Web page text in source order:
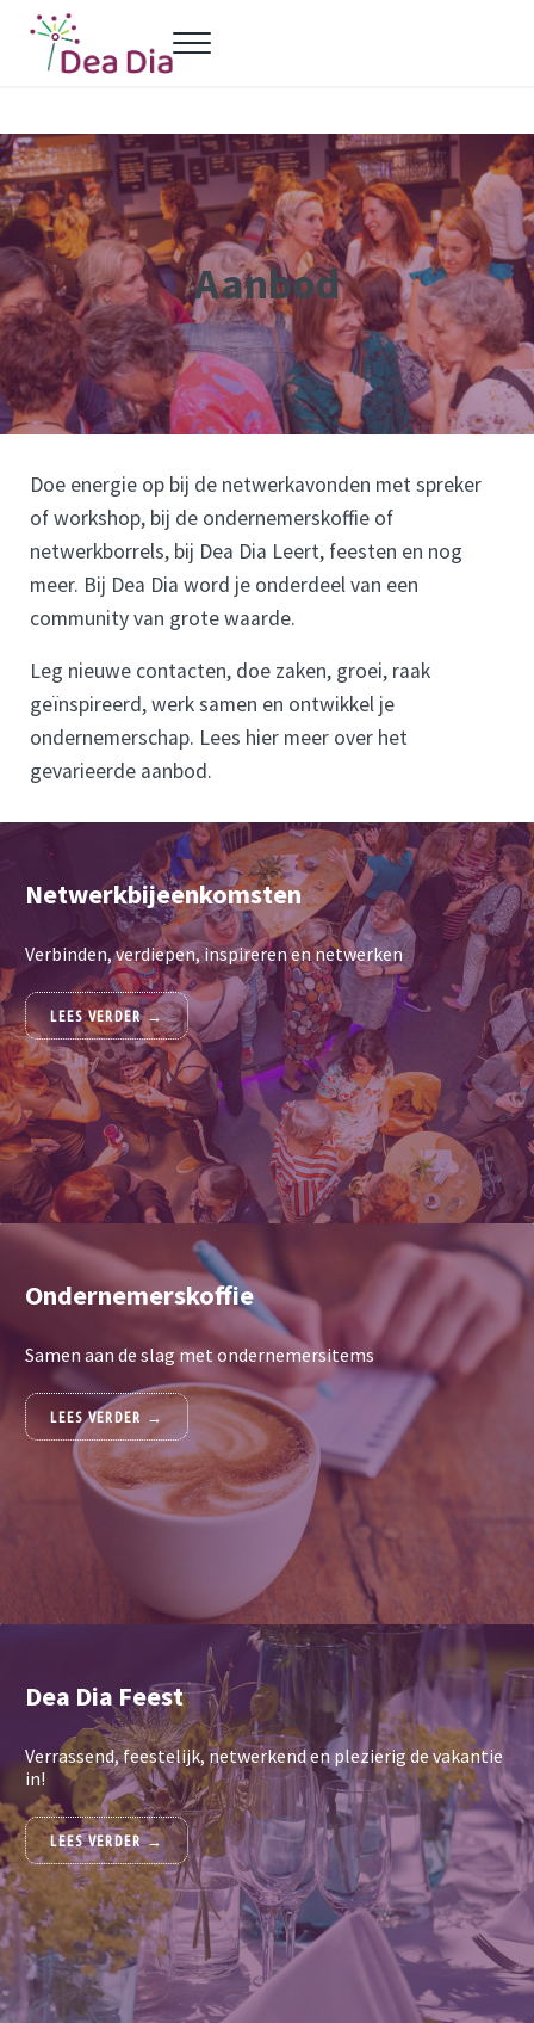
Door naar de hoofd inhoud
Skip to header left navigation
Skip to header right navigation
Skip to site footer
Menu
Aanbod
Doe energie op bij de netwerkavonden met spreker
of workshop, bij de ondernemerskoffie of
netwerkborrels, bij Dea Dia Leert, feesten en nog
meer. Bij Dea Dia word je onderdeel van een
community van grote waarde.
Leg nieuwe contacten, doe zaken, groei, raak
geïnspireerd, werk samen en ontwikkel je
ondernemerschap. Lees hier meer over het
gevarieerde aanbod.
Netwerkbijeenkomsten
Verbinden, verdiepen, inspireren en netwerken
LEES VERDER →NETWERKBIJEENKOMSTEN
Ondernemerskoffie
Samen aan de slag met ondernemersitems
LEES VERDER →ONDERNEMERSKOFFIE
Dea Dia Feest
Verrassend, feestelijk, netwerkend en plezierig de vakantie
in!
LEES VERDER →
DEA DIA FEEST